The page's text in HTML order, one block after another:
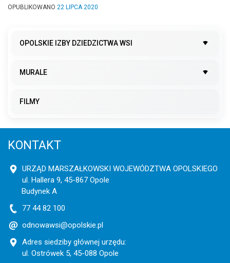
OPUBLIKOWANO 22 LIPCA 2020
OPOLSKIE IZBY DZIEDZICTWA WSI
MURALE
FILMY
KONTAKT
URZĄD MARSZAŁKOWSKI WOJEWÓDZTWA OPOLSKIEGO
ul. Hallera 9, 45-867 Opole
Budynek A
77 44 82 100
odnowawsi@opolskie.pl
Adres siedziby głównej urzędu:
ul. Ostrówek 5, 45-088 Opole